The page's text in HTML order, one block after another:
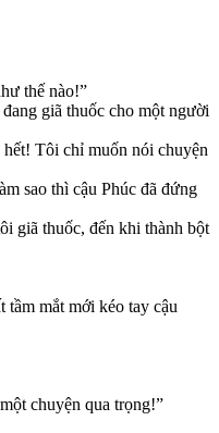
thế nào!”
giã thuốc cho một người
Tôi chỉ muốn nói chuyện
sao thì cậu Phúc đã đứng
giã thuốc, đến khi thành bột
mắt mới kéo tay cậu
chuyện qua trọng!”